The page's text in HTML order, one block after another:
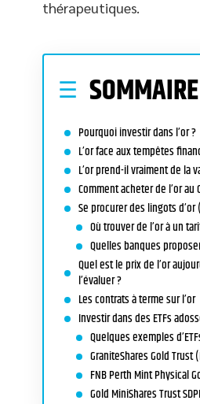
thérapeutiques.
SOMMAIRE
Pourquoi investir dans l’or ?
L’or face aux tempêtes
L’or prend-il vraiment de la
Comment acheter de l’or au
Se procurer des lingots
Où trouver de l’or à un
Quelles banques
Quel est le prix de l’or
l’évaluer ?
Les contrats à terme sur l’or
Investir dans des ETFs
Quelques exemples
GraniteShares Gold Trust
FNB Perth Mint Physical
Gold MiniShares Trust